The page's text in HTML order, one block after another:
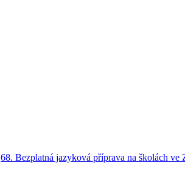
68. Bezplatná jazyková příprava na školách